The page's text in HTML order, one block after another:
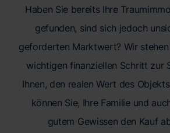
Haben Sie bereits Ihre
gefunden, sind sich jedoch
geforderten Marktwert? Wir stehen
wichtigen finanziellen Schritt zur
Ihnen, den realen Wert des
können Sie, Ihre Familie und
gutem Gewissen den Kauf